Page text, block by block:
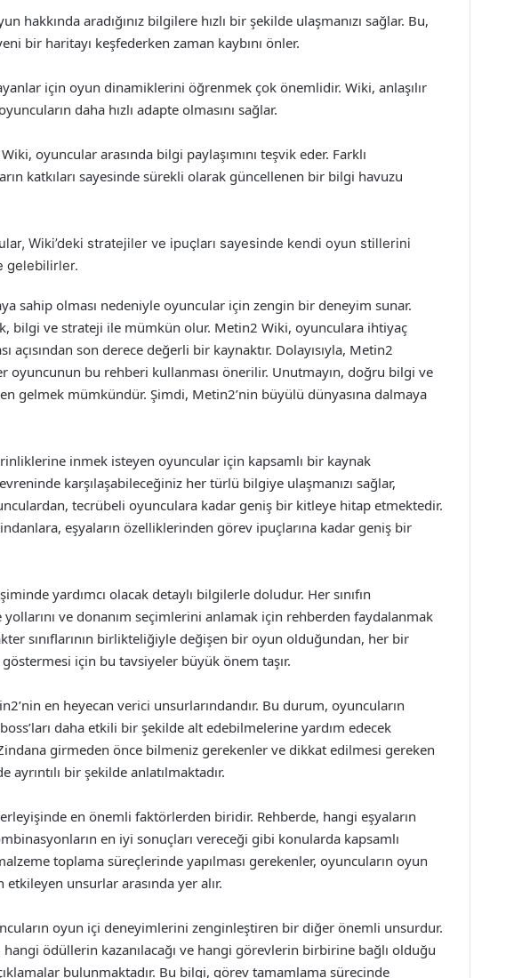
hakkında aradığınız bilgilere hızlı bir şekilde ulaşmanızı sağlar. Bu,
bir haritayı keşfederken zaman kaybını önler.
için oyun dinamiklerini öğrenmek çok önemlidir. Wiki, anlaşılır
daha hızlı adapte olmasını sağlar.
oyuncular arasında bilgi paylaşımını teşvik eder. Farklı
katkıları sayesinde sürekli olarak güncellenen bir bilgi havuzu
Wiki’deki stratejiler ve ipuçları sayesinde kendi oyun stillerini
gelebilirler.
sahip olması nedeniyle oyuncular için zengin bir deneyim sunar.
bilgi ve strateji ile mümkün olur. Metin2 Wiki, oyunculara ihtiyaç
açısından son derece değerli bir kaynaktır. Dolayısıyla, Metin2
oyuncunun bu rehberi kullanması önerilir. Unutmayın, doğru bilgi ve
gelmek mümkündür. Şimdi, Metin2’nin büyülü dünyasına dalmaya
inmek isteyen oyuncular için kapsamlı bir kaynak
karşılaşabileceğiniz her türlü bilgiye ulaşmanızı sağlar,
tecrübeli oyunculara kadar geniş bir kitleye hitap etmektedir.
eşyaların özelliklerinden görev ipuçlarına kadar geniş bir
yardımcı olacak detaylı bilgilerle doludur. Her sınıfın
ve donanım seçimlerini anlamak için rehberden faydalanmak
sınıflarının birlikteliğiyle değişen bir oyun olduğundan, her bir
için bu tavsiyeler büyük önem taşır.
en heyecan verici unsurlarındandır. Bu durum, oyuncuların
daha etkili bir şekilde alt edebilmelerine yardım edecek
girmeden önce bilmeniz gerekenler ve dikkat edilmesi gereken
ayrıntılı bir şekilde anlatılmaktadır.
en önemli faktörlerden biridir. Rehberde, hangi eşyaların
en iyi sonuçları vereceği gibi konularda kapsamlı
toplama süreçlerinde yapılması gerekenler, oyuncuların oyun
unsurlar arasında yer alır.
oyun içi deneyimlerini zenginleştiren bir diğer önemli unsurdur.
hangi ödüllerin kazanılacağı ve hangi görevlerin birbirine bağlı olduğu
bulunmaktadır. Bu bilgi, görev tamamlama sürecinde